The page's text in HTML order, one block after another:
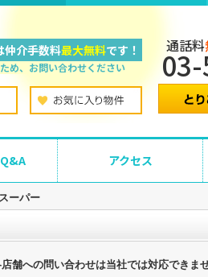
仲介手数料最大無料です！
め、お問い合わせください
通話料
アクセス
ーパー
舗への問い合わせは当社では対応できませ